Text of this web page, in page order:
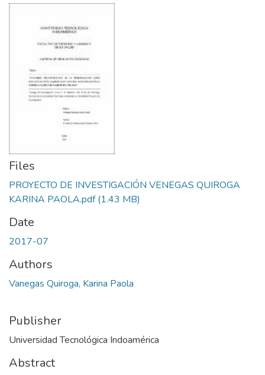
Files
PROYECTO DE INVESTIGACIÓN VENEGAS QUIROGA
KARINA PAOLA.pdf(1.43 MB)
Date
2017-07
Authors
Vanegas Quiroga, Karina Paola
Publisher
Universidad Tecnológica Indoamérica
Abstract